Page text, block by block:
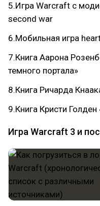
5.Игра Warcraft с
second war
6.Мобильная игра
7.Книга Аарона
темного портала»
8.Книга Ричарда
9.Книга Кристи
Игра Warcraft 3 и